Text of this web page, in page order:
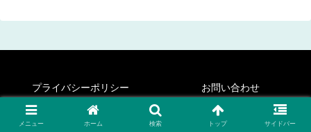
プライバシーポリシー お問い合わせ
© 2020 新興国株投資日記/ベトナム編.
メニュー ホーム 検索 トップ サイドバー